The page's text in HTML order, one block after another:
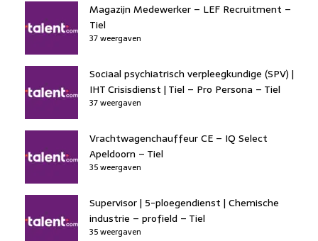
Magazijn Medewerker – LEF Recruitment –
Tiel
37 weergaven
Sociaal psychiatrisch verpleegkundige (SPV) |
IHT Crisisdienst | Tiel – Pro Persona – Tiel
37 weergaven
Vrachtwagenchauffeur CE – IQ Select
Apeldoorn – Tiel
35 weergaven
Supervisor | 5-ploegendienst | Chemische
industrie – profield – Tiel
35 weergaven